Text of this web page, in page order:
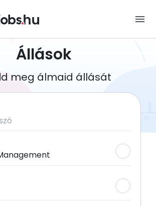
menu
Állások
meg álmaid állását